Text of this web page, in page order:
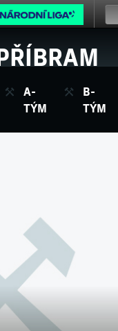
A-
TÝM
B-
TÝM